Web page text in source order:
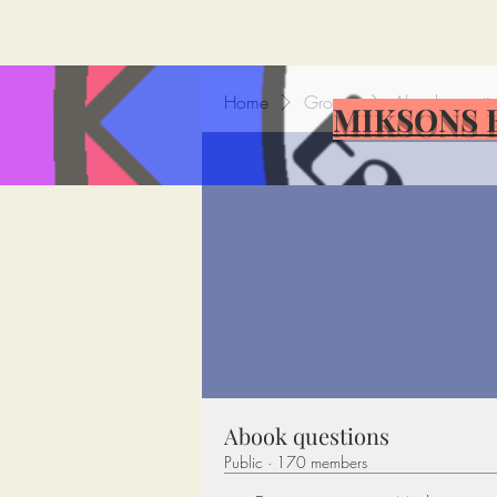
Home Groups Abook
Abook questions
Public · 170 members
MIKSONS